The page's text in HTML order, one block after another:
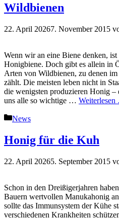
Wildbienen
22. April 20267. November 2015
Wenn wir an eine Biene denken, ist
Honigbiene. Doch gibt es allein in
Arten von Wildbienen, zu denen
zählt. Die meisten leben nicht in
die wenigsten produzieren Honig –
uns alle so wichtige …
Kategorien
News
Honig für die Kuh
22. April 20265. September 2015
Schon in den Dreißigerjahren
Bauern wertvollen Manukahonig
sollte das Immunsystem der Kühe
verschiedenen Krankheiten